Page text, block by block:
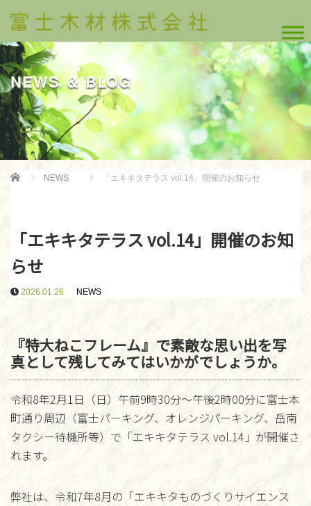
NEWS ＆ BLOG
Home NEWS 「エキキタテラス vol.14」開催のお知らせ
「エキキタテラス vol.14」開催のお知
らせ
2026.01.26 NEWS
『特大ねこフレーム』で素敵な思い出を写
真として残してみてはいかがでしょうか。
令和8年2月1日（日）午前9時30分～午後2時00分に富士本
町通り周辺（富士パーキング、オレンジパーキング、岳南
タクシー待機所等）で「エキキタテラス vol.14」が開催さ
れます。
弊社は、令和7年8月の「エキキタものづくりサイエンス